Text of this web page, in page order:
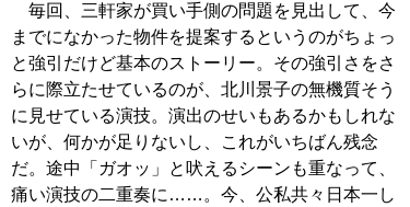
毎回、三軒家が買い手側の問題を見出して、今
までになかった物件を提案するというのがちょっ
と強引だけど基本のストーリー。その強引さをさ
らに際立たせているのが、北川景子の無機質そう
に見せている演技。演出のせいもあるかもしれな
いが、何かが足りないし、これがいちばん残念
だ。途中「ガオッ」と吠えるシーンも重なって、
痛い演技の二重奏に……。今、公私共々日本一し